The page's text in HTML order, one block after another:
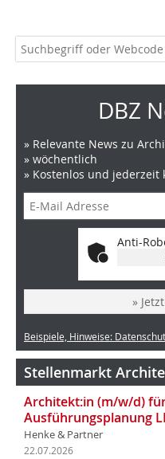
DBZ
» Relevante News zu
» wöchentlich
» Kostenlos und jederzeit
Anti-
»
Beispiele, Hinweise:
Stellenmarkt
Architekt:in (m/w/d)
Ausführungsplanung
Henke & Partner
22.07.2026